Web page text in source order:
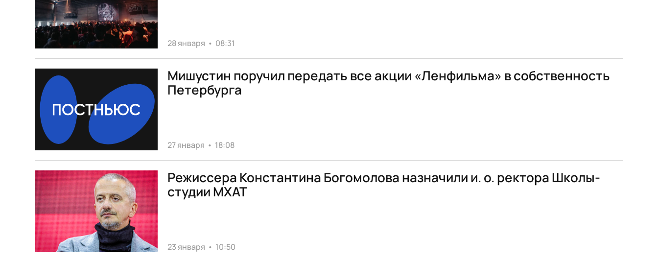
28 января • 08:31
Мишустин поручил передать все акции «Ленфильма» в собственность
Петербурга
27 января • 18:08
Режиссера Константина Богомолова назначили и. о. ректора Школы-
студии МХАТ
23 января • 10:50